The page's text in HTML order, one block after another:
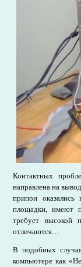
Контактных
направлена на
припои
площадки, имеют
требует высокой
отличаются…
В подобных
компьютере как